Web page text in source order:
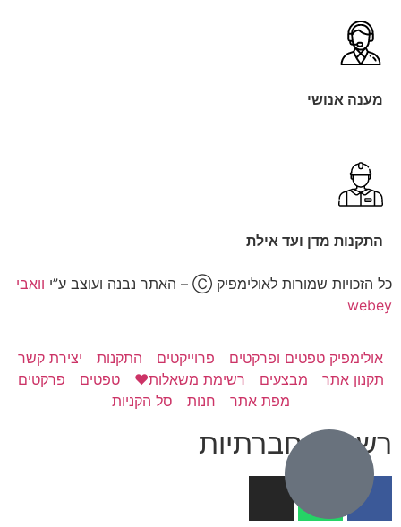
רשתות חברתיות
מענה אנושי
התקנות מדן ועד אילת
כל הזכויות שמורות לאולימפיק Ⓒ – האתר נבנה ועוצב ע”י
וואבי
webey
אולימפיק טפטים ופרקטים פרוייקטים התקנות
יצירת קשר
תקנון אתר
מבצעים רשימת משאלות❤️ טפטים
פרקטים
מפת אתר
חנות סל הקניות